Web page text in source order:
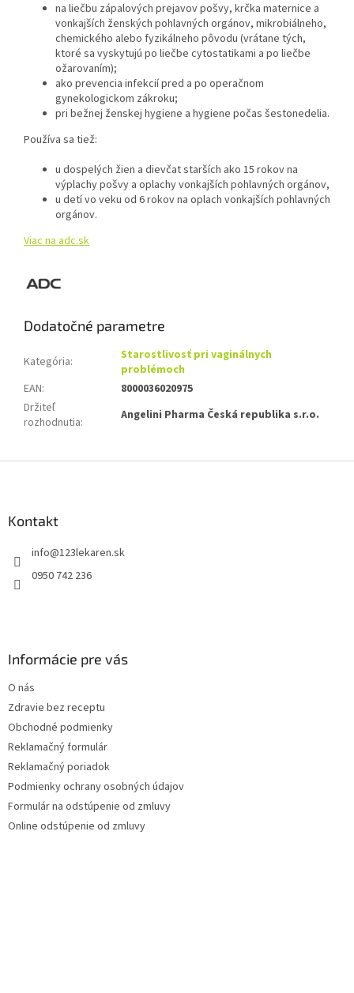
na liečbu zápalových prejavov pošvy, krčka maternice a
vonkajších ženských pohlavných orgánov, mikrobiálneho,
chemického alebo fyzikálneho pôvodu (vrátane tých,
ktoré sa vyskytujú po liečbe cytostatikami a po liečbe
ožarovaním);
ako prevencia infekcií pred a po operačnom
gynekologickom zákroku;
pri bežnej ženskej hygiene a hygiene počas šestonedelia.
Používa sa tiež:
u dospelých žien a dievčat starších ako 15 rokov na
výplachy pošvy a oplachy vonkajších pohlavných orgánov,
u detí vo veku od 6 rokov na oplach vonkajších pohlavných
orgánov.
Viac na adc.sk
Dodatočné parametre
Kategória:
Starostlivosť pri vaginálnych
problémoch
EAN:
8000036020975
Držiteľ
rozhodnutia: Angelini Pharma Česká republika s.r.o.
Kontakt
info@123lekaren.sk
0950 742 236
Informácie pre vás
O nás
Zdravie bez receptu
Obchodné podmienky
Reklamačný formulár
Reklamačný poriadok
Podmienky ochrany osobných údajov
Formulár na odstúpenie od zmluvy
Online odstúpenie od zmluvy